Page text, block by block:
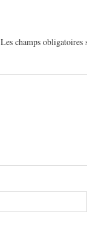
Les champs obligatoires